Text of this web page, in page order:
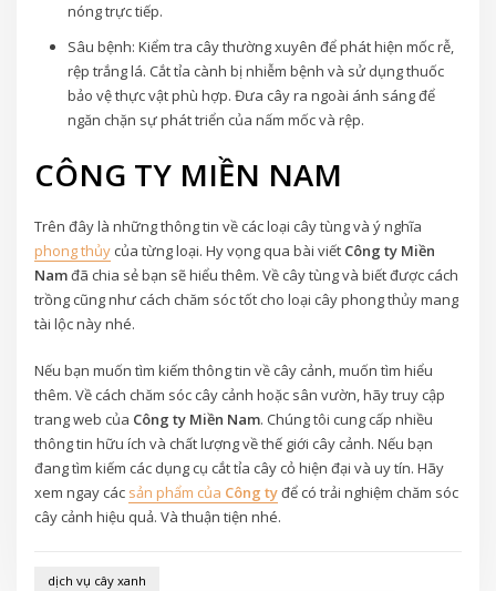
nóng trực tiếp.
Sâu bệnh: Kiểm tra cây thường xuyên để phát hiện mốc rễ,
rệp trắng lá. Cắt tỉa cành bị nhiễm bệnh và sử dụng thuốc
bảo vệ thực vật phù hợp. Đưa cây ra ngoài ánh sáng để
ngăn chặn sự phát triển của nấm mốc và rệp.
CÔNG TY MIỀN NAM
Trên đây là những thông tin về các loại cây tùng và ý nghĩa
phong thủy của từng loại. Hy vọng qua bài viết Công ty Miền
Namđã chia sẻ bạn sẽ hiểu thêm. Về cây tùng và biết được cách
trồng cũng như cách chăm sóc tốt cho loại cây phong thủy mang
tài lộc này nhé.
Nếu bạn muốn tìm kiếm thông tin về cây cảnh, muốn tìm hiểu
thêm. Về cách chăm sóc cây cảnh hoặc sân vườn, hãy truy cập
trang web của Công ty Miền Nam. Chúng tôi cung cấp nhiều
thông tin hữu ích và chất lượng về thế giới cây cảnh. Nếu bạn
đang tìm kiếm các dụng cụ cắt tỉa cây cỏ hiện đại và uy tín. Hãy
xem ngay các sản phẩm của Công tyđể có trải nghiệm chăm sóc
cây cảnh hiệu quả. Và thuận tiện nhé.
dịch vụ cây xanh